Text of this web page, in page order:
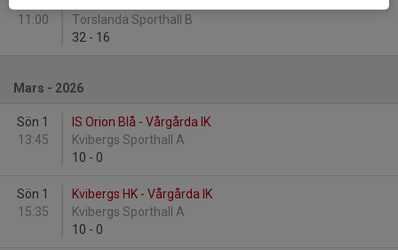
11:00
Torslanda Sporthall B
32 - 16
Mars - 2026
Sön 1
13:45
IS Orion Blå - Vårgårda IK
Kvibergs Sporthall A
10 - 0
Sön 1
15:35
Kvibergs HK - Vårgårda IK
Kvibergs Sporthall A
10 - 0